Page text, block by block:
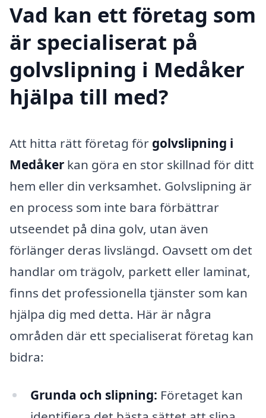
Vad kan ett företag som
är specialiserat på
golvslipning i Medåker
hjälpa till med?
Att hitta rätt företag för golvslipning i
Medåker kan göra en stor skillnad för ditt
hem eller din verksamhet. Golvslipning är
en process som inte bara förbättrar
utseendet på dina golv, utan även
förlänger deras livslängd. Oavsett om det
handlar om trägolv, parkett eller laminat,
finns det professionella tjänster som kan
hjälpa dig med detta. Här är några
områden där ett specialiserat företag kan
bidra:
Grunda och slipning: Företaget kan